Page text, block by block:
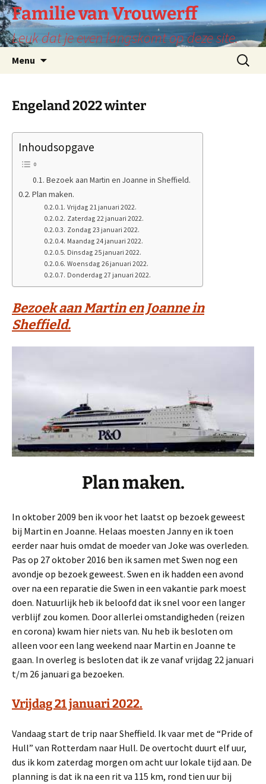
Ga
naar
de
inhoud
Familie van Vrouwerff
Leuk dat je even langskomt op deze site.
Menu
Zoeken
naar:
Engeland 2022 winter
Inhoudsopgave
Bezoek aan Martin en Joanne in Sheffield.
Plan maken.
Vrijdag 21 januari 2022.
Zaterdag 22 januari 2022.
Zondag 23 januari 2022.
Maandag 24 januari 2022.
Dinsdag 25 januari 2022.
Woensdag 26 januari 2022.
Donderdag 27 januari 2022.
Bezoek aan Martin en Joanne in
Sheffield.
Plan maken.
In oktober 2009 ben ik voor het laatst op bezoek geweest
bij Martin en Joanne. Helaas moesten Janny en ik toen
eerder naar huis omdat de moeder van Joke was overleden.
Pas op 27 oktober 2016 ben ik samen met Swen nog een
avondje op bezoek geweest. Swen en ik hadden een avond
over na een reparatie die Swen in een vakantie park moest
doen. Natuurlijk heb ik beloofd dat ik snel voor een langer
verblijf zou komen. Door allerlei omstandigheden (reizen
en corona) kwam hier niets van. Nu heb ik besloten om
alleen voor een lang weekend naar Martin en Joanne te
gaan. In overleg is besloten dat ik ze vanaf vrijdag 22 januari
t/m 26 januari ga bezoeken.
Vrijdag 21 januari 2022.
Vandaag start de trip naar Sheffield. Ik vaar met de “Pride of
Hull” van Rotterdam naar Hull. De overtocht duurt elf uur,
dus ik kom zaterdag morgen om acht uur lokale tijd aan. De
planning is dat ik na een rit va 115 km, rond tien uur bij